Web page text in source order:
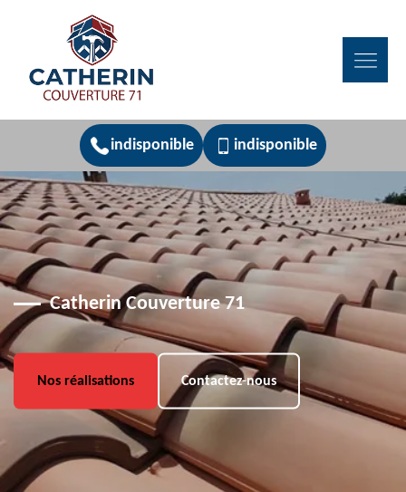
indisponible indisponible
Catherin Couverture 71
Nos réalisations Contactez-nous